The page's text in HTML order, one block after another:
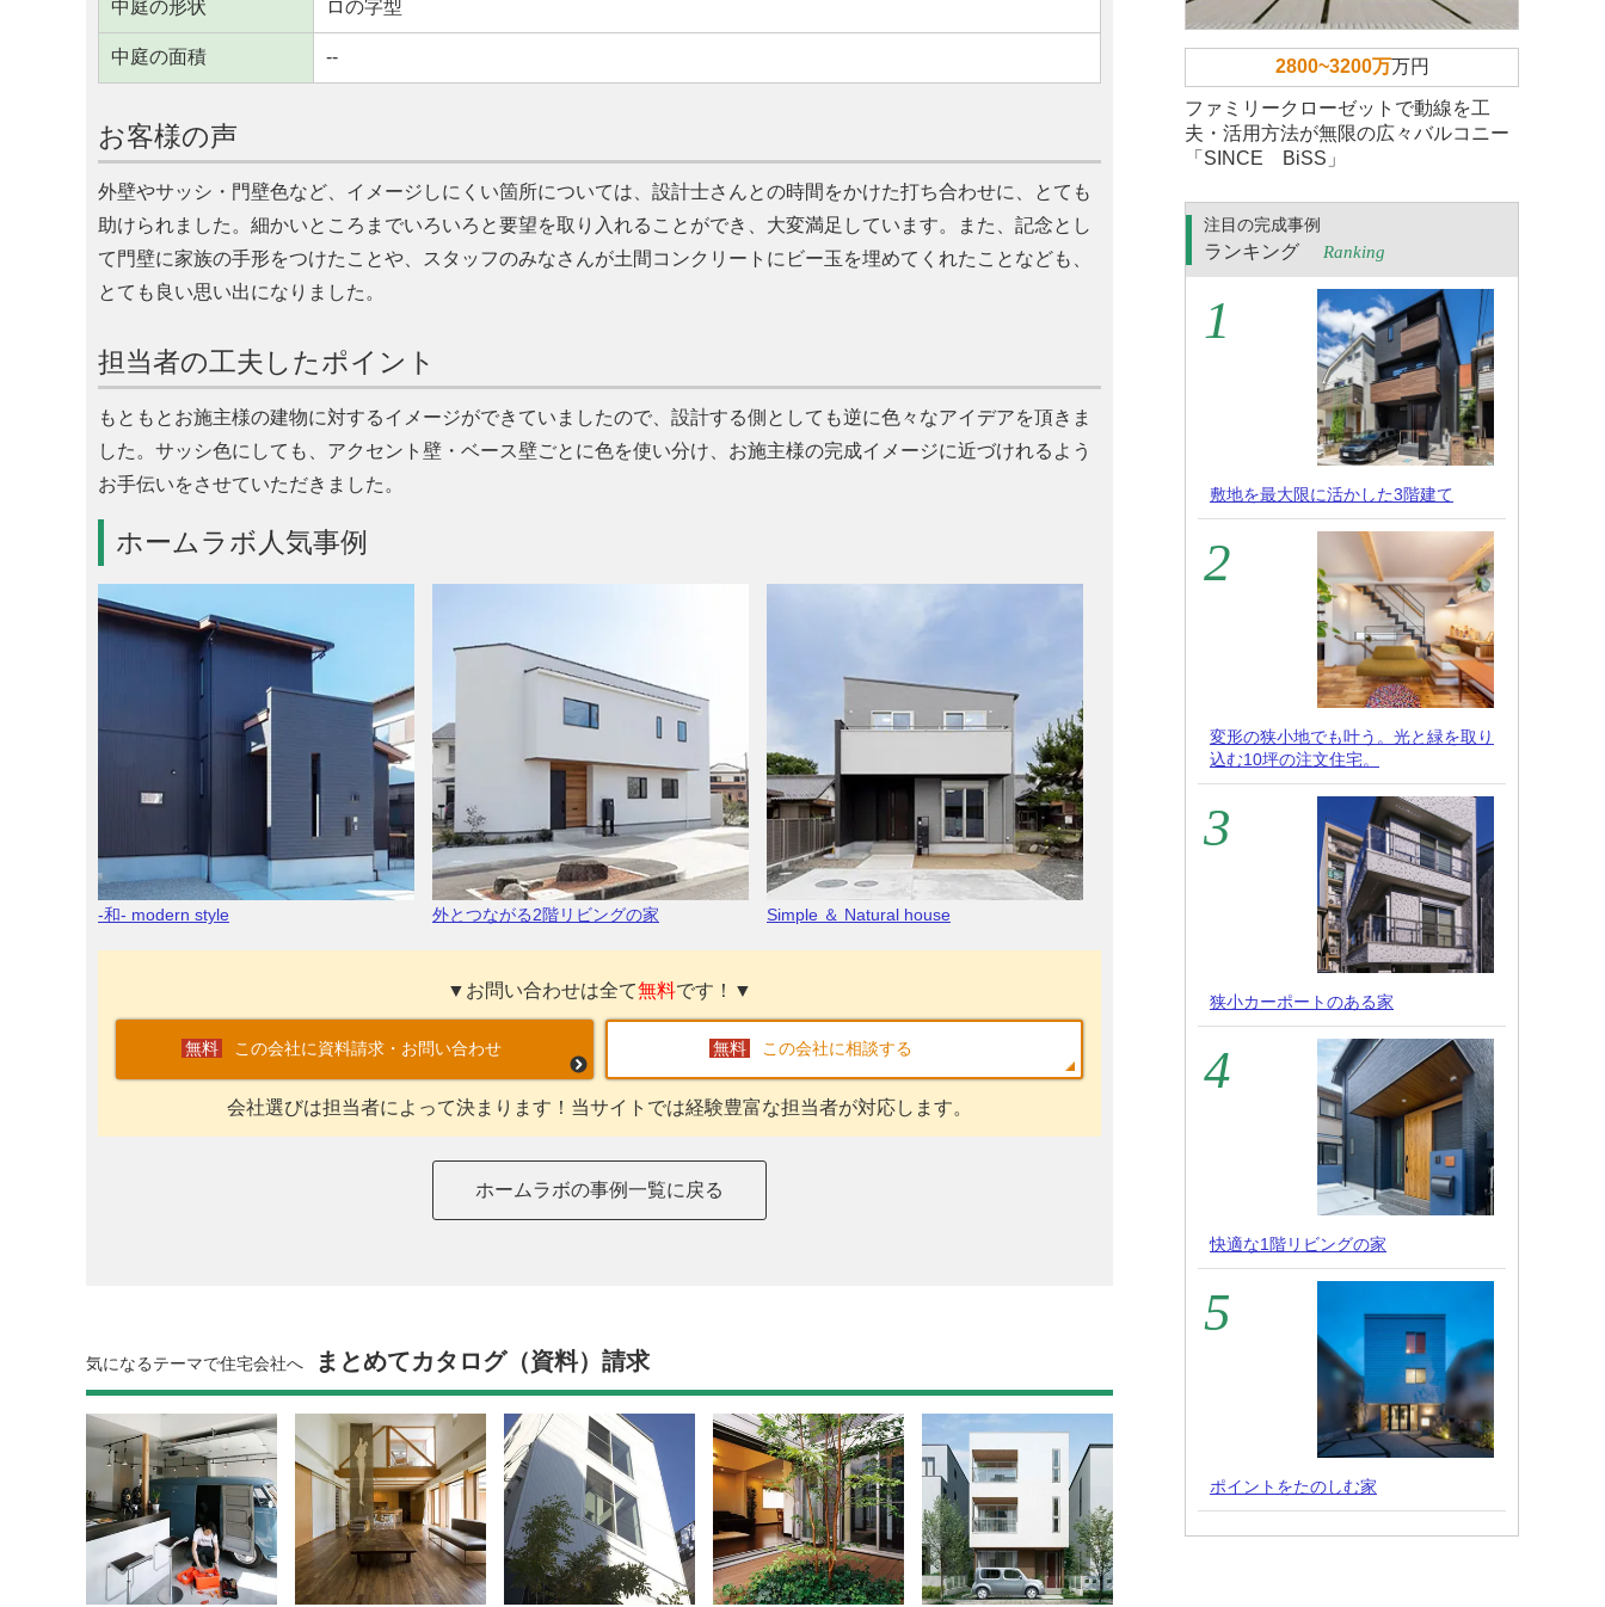
中庭の形状 ロの字型
中庭の面積 --
お客様の声
外壁やサッシ・門壁色など、イメージしにくい箇所については、設計士さんとの時間をかけた打ち合わせに、とても
助けられました。細かいところまでいろいろと要望を取り入れることができ、大変満足しています。また、記念とし
て門壁に家族の手形をつけたことや、スタッフのみなさんが土間コンクリートにビー玉を埋めてくれたことなども、
とても良い思い出になりました。
担当者の工夫したポイント
もともとお施主様の建物に対するイメージができていましたので、設計する側としても逆に色々なアイデアを頂きま
した。サッシ色にしても、アクセント壁・ベース壁ごとに色を使い分け、お施主様の完成イメージに近づけれるよう
お手伝いをさせていただきました。
ホームラボ人気事例
-和- modern style 外とつながる2階リビングの家 Simple ＆ Natural house
▼お問い合わせは全て無料です！▼
この会社に資料請求・お問い合わせ この会社に相談する
会社選びは担当者によって決まります！当サイトでは経験豊富な担当者が対応します。
ホームラボの事例一覧に戻る
気になるテーマで住宅会社へ まとめてカタログ（資料）請求
2800~3200万万円
ファミリークローゼットで動線を工
夫・活用方法が無限の広々バルコニー
「SINCE BiSS」
注目の完成事例
ランキング Ranking
敷地を最大限に活かした3階建て
変形の狭小地でも叶う。光と緑を取り
込む10坪の注文住宅。
狭小カーポートのある家
快適な1階リビングの家
ポイントをたのしむ家